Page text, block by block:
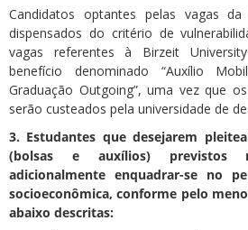
Candidatos optantes pelas vagas
dispensados do critério de
vagas referentes à Birzeit
benefício denominado “Auxílio
Graduação Outgoing”, uma vez que
serão custeados pela universidade de
3. Estudantes que desejarem
(bolsas e auxílios) previstos
adicionalmente enquadrar-se no
socioeconômica, conforme pelo
abaixo descritas: